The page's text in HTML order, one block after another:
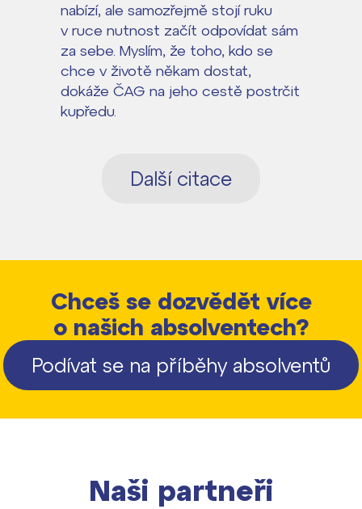
nabízí, ale samozřejmě stojí ruku
v ruce nutnost začít odpovídat sám
za sebe. Myslím, že toho, kdo se
chce v životě někam dostat,
dokáže ČAG na jeho cestě postrčit
kupředu.
Další citace
Chceš se dozvědět více
o našich absolventech?
Podívat se na příběhy absolventů
Naši partneři